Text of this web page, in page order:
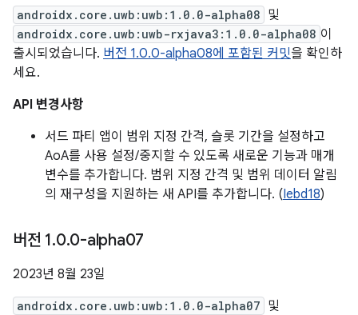
androidx.core.uwb:uwb:1.0.0-alpha08 및
androidx.core.uwb:uwb-rxjava3:1.0.0-alpha08 이
출시되었습니다. 버전 1.0.0-alpha08에 포함된 커밋을 확인하
세요.
API 변경사항
서드 파티 앱이 범위 지정 간격, 슬롯 기간을 설정하고
AoA를 사용 설정/중지할 수 있도록 새로운 기능과 매개
변수를 추가합니다. 범위 지정 간격 및 범위 데이터 알림
의 재구성을 지원하는 새 API를 추가합니다. (Iebd18)
버전 1.0.0-alpha07
2023년 8월 23일
androidx.core.uwb:uwb:1.0.0-alpha07 및